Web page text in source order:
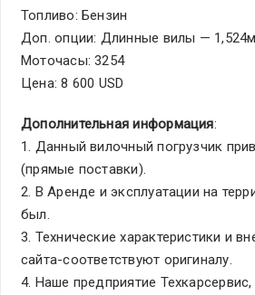
Топливо: Бензин
Доп. опции: Длинные вилы — 1,524м
Моточасы: 3254
Цена: 8 600 USD
Дополнительная информация:
1. Данный вилочный погрузчик
(прямые поставки).
2. В Аренде и эксплуатации на
был.
3. Технические характеристики и
сайта-соответствуют оригиналу.
4. Наше предприятие